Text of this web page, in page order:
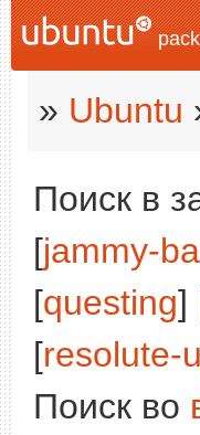
» Ubuntu
Поиск в
[jammy-
[questing]
[resolute-
Поиск во